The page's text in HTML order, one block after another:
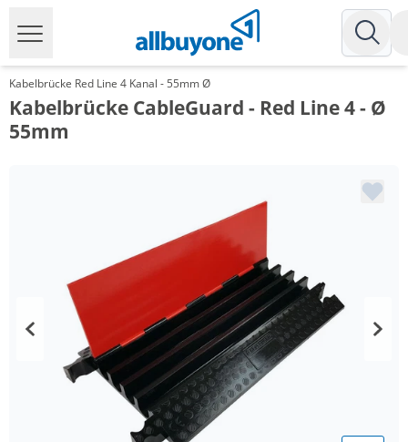
Kabelbrücke Red Line 4 Kanal - 55mm Ø
Kabelbrücke CableGuard - Red Line 4 - Ø
55mm